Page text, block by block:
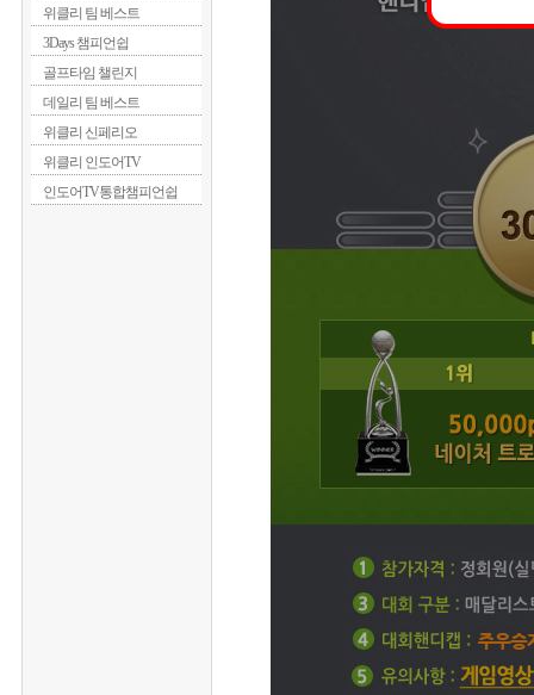
위클리 팀 베스트
3Days 챔피언쉽
골프타임 챌린지
데일리 팀 베스트
위클리 신페리오
위클리 인도어TV
인도어TV통합챔피언쉽